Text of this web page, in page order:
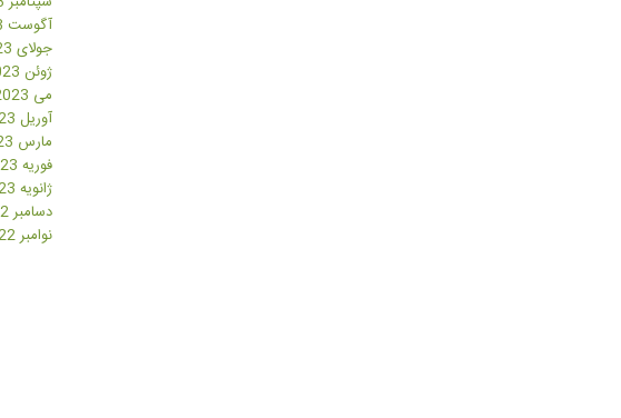
آگوست 2023
جولای 2023
ژوئن 2023
می 2023
آوریل 2023
مارس 2023
فوریه 2023
ژانویه 2023
دسامبر 2022
نوامبر 2022